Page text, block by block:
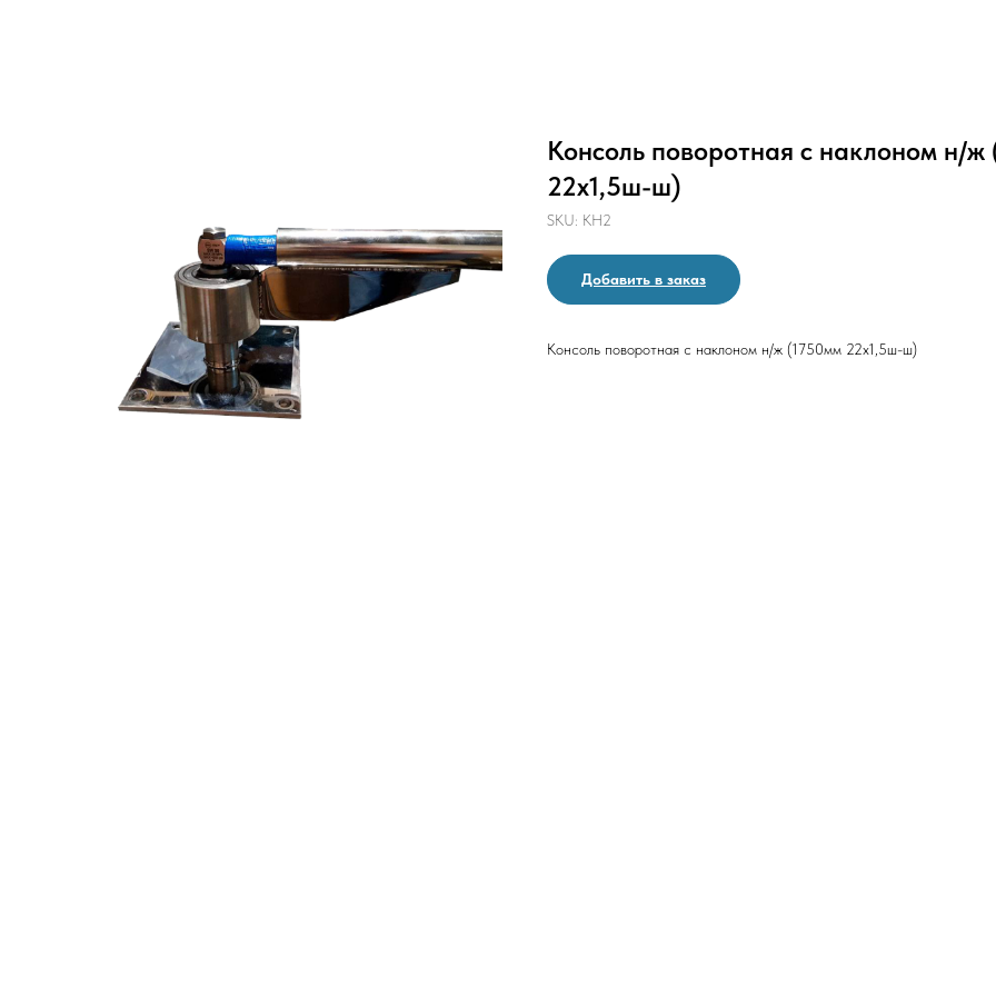
Консоль поворотная с наклоном н/ж
22х1,5ш-ш)
SKU: КН2
Добавить в заказ
Консоль поворотная с наклоном н/ж (1750мм 22х1,5ш-ш)